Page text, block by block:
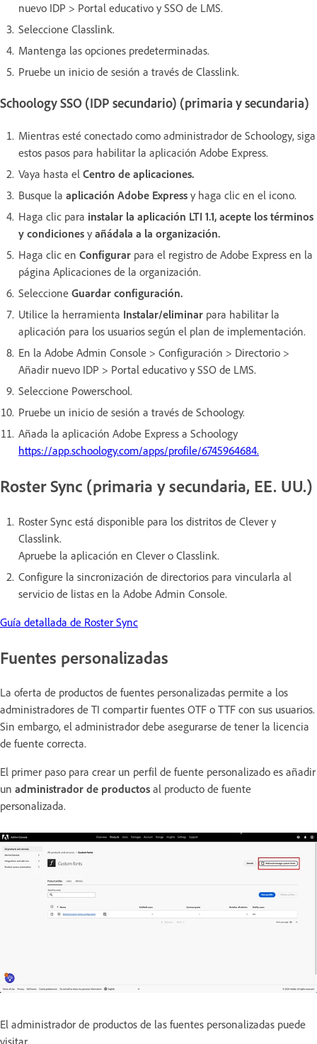
nuevo IDP > Portal educativo y SSO de LMS.
Seleccione Classlink.
Mantenga las opciones predeterminadas.
Pruebe un inicio de sesión a través de Classlink.
Schoology SSO (IDP secundario) (primaria y secundaria)
Mientras esté conectado como administrador de Schoology, siga
estos pasos para habilitar la aplicación Adobe Express.
Vaya hasta el Centro de aplicaciones.
Busque la aplicación Adobe Express y haga clic en el icono.
Haga clic para instalar la aplicación LTI 1.1, acepte los términos
y condiciones y añádala a la organización.
Haga clic en Configurar para el registro de Adobe Express en la
página Aplicaciones de la organización.
Seleccione Guardar configuración.
Utilice la herramienta Instalar/eliminar para habilitar la
aplicación para los usuarios según el plan de implementación.
En la Adobe Admin Console > Configuración > Directorio >
Añadir nuevo IDP > Portal educativo y SSO de LMS.
Seleccione Powerschool.
Pruebe un inicio de sesión a través de Schoology.
Añada la aplicación Adobe Express a Schoology
https://app.schoology.com/apps/profile/6745964684.
Roster Sync (primaria y secundaria, EE. UU.)
Roster Sync está disponible para los distritos de Clever y
Classlink.
Apruebe la aplicación en Clever o Classlink.
Configure la sincronización de directorios para vincularla al
servicio de listas en la Adobe Admin Console.
Guía detallada de Roster Sync
Fuentes personalizadas
La oferta de productos de fuentes personalizadas permite a los
administradores de TI compartir fuentes OTF o TTF con sus usuarios.
Sin embargo, el administrador debe asegurarse de tener la licencia
de fuente correcta.
El primer paso para crear un perfil de fuente personalizado es añadir
un administrador de productos al producto de fuente
personalizada.
El administrador de productos de las fuentes personalizadas puede